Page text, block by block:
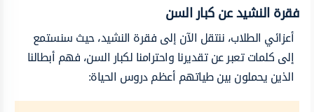
فقرة النشيد عن كبار السن
أعزائي الطلاب، ننتقل الآن إلى فقرة النشيد، حيث سنستمع
إلى كلمات تعبر عن تقديرنا واحترامنا لكبار السن، فهم أبطالنا
الذين يحملون بين طياتهم أعظم دروس الحياة: